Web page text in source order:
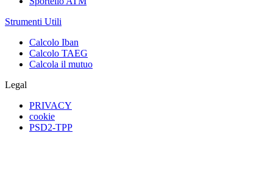
Strumenti Utili
Calcolo Iban
Calcolo TAEG
Calcola il mutuo
Legal
PRIVACY
cookie
PSD2-TPP